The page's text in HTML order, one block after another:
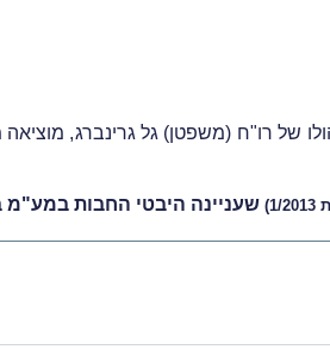
של רו"ח (משפטן) גל גרינברג,
) שעניינה היבטי החבות